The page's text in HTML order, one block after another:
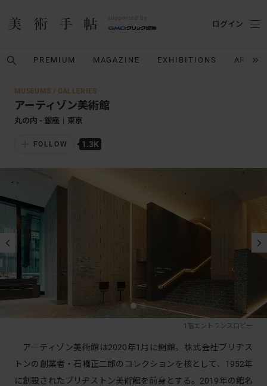
PREMIUM MAGAZINE EXHIBITIONS
ログイン
MUSEUMS / GALLERIES
アーティゾン美術館
丸の内 - 銀座｜東京
FOLLOW 1.3K
1階エントランスロビー
アーティゾン美術館は2020年1月に開館。株式会社ブリヂス
トンの創業者・石橋正二郎のコレクションを核として、1952年
に創設されたブリヂストン美術館を前身とする。2019年の館名